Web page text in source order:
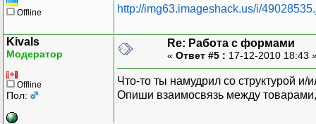
Offline http://img63.imageshack.us/i/
Kivals
Модератор
Offline
Пол:
Re: Работа с формами
« Ответ #5 : 17-12-2010 18:43
Что-то ты намудрил со структурой и/
Опиши взаимосвязь между